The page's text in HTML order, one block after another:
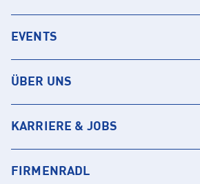
EVENTS
ÜBER UNS
KARRIERE & JOBS
FIRMENRADL